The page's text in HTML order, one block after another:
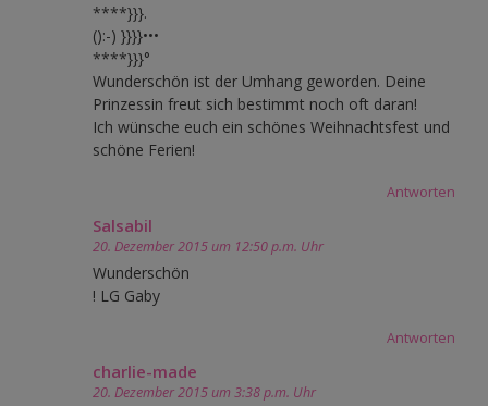
****}}}.
():-) }}}}•••
****}}}°
Wunderschön ist der Umhang geworden. Deine
Prinzessin freut sich bestimmt noch oft daran!
Ich wünsche euch ein schönes Weihnachtsfest und
schöne Ferien!
Antworten
Salsabil
20. Dezember 2015 um 12:50 p.m. Uhr
Wunderschön
! LG Gaby
Antworten
charlie-made
20. Dezember 2015 um 3:38 p.m. Uhr